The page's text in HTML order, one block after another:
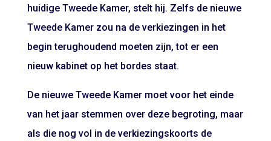
huidige Tweede Kamer, stelt hij. Zelfs de nieuwe
Tweede Kamer zou na de verkiezingen in het
begin terughoudend moeten zijn, tot er een
nieuw kabinet op het bordes staat.
De nieuwe Tweede Kamer moet voor het einde
van het jaar stemmen over deze begroting, maar
als die nog vol in de verkiezingskoorts de